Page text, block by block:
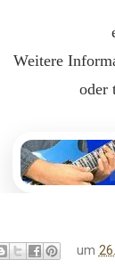
Weitere
oder
um